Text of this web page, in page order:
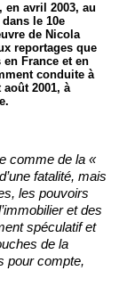
en avril 2003, au
le 10e
de Nicola
reportages que
France et en
conduite à
2001, à
comme de la «
fatalité, mais
les pouvoirs
et des
spéculatif et
de la
pour compte,